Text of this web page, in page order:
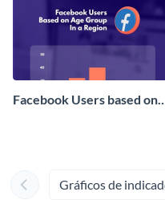
Facebook Users based on
Gráficos de